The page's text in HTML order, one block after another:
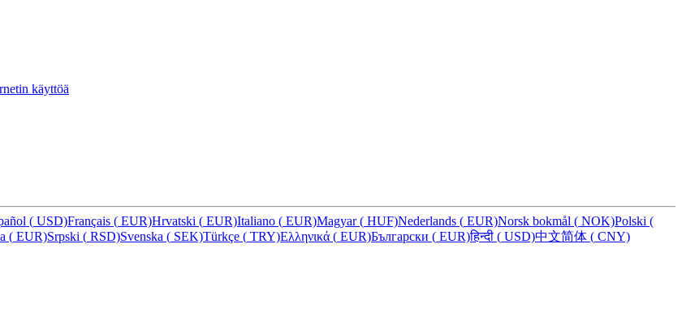
käyttöä
( USD)Français ( EUR)Hrvatski ( EUR)Italiano ( EUR)Magyar( HUF)Nederlands ( EUR)Norsk bokmål ( NOK)Polski (
( EUR)Srpski ( RSD)Svenska ( SEK)Türkçe ( TRY)Ελληνικά ( EUR)Български ( EUR)हिन्दी ( USD)中文简体 ( CNY)